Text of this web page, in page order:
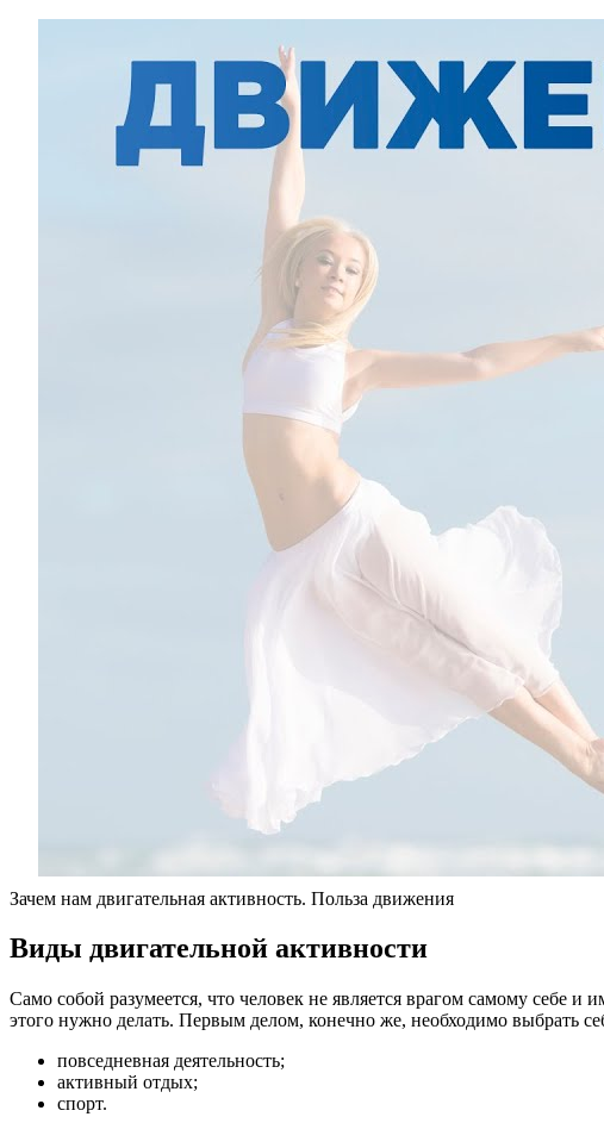
Зачем нам двигательная активность. Польза движения
Виды двигательной активности
Само собой разумеется, что человек не является врагом самому себе
этого нужно делать. Первым делом, конечно же, необходимо выбрать
повседневная деятельность;
активный отдых;
спорт.